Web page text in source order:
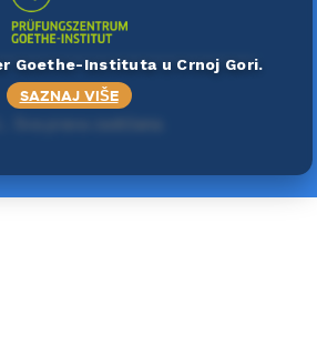
Goethe-Instituta u Crnoj Gori.
SAZNAJ VIŠE